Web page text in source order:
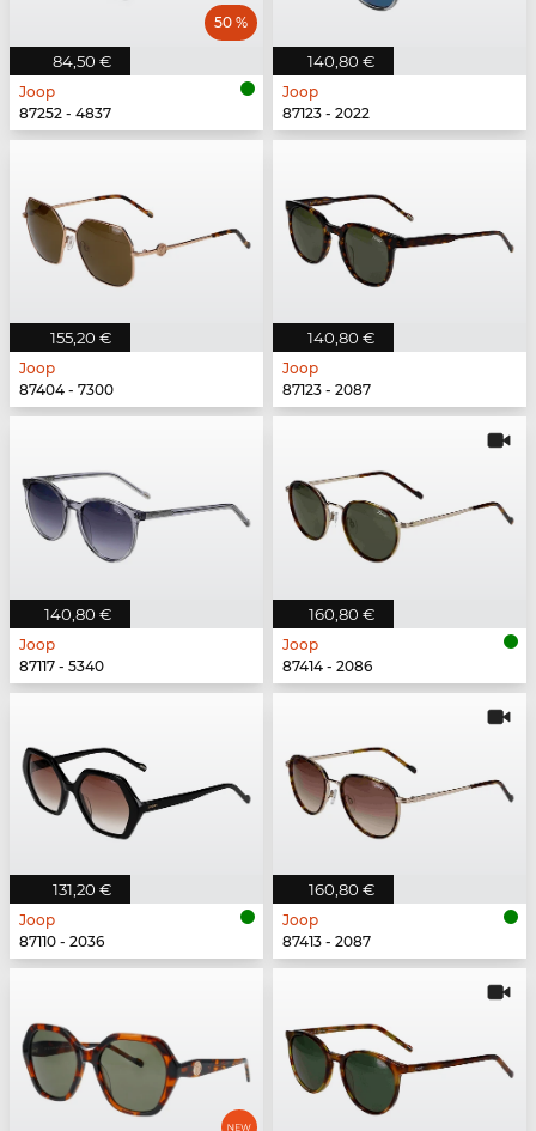
84,50 €
50 %
Joop
87252 - 4837
140,80 €
Joop
87123 - 2022
155,20 €
Joop
87404 - 7300
140,80 €
Joop
87123 - 2087
140,80 €
Joop
87117 - 5340
160,80 €
Joop
87414 - 2086
131,20 €
Joop
87110 - 2036
160,80 €
Joop
87413 - 2087